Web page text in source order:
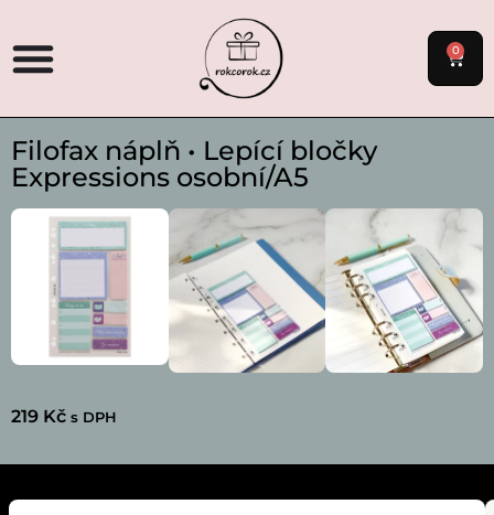
0
Filofax náplň • Lepící bločky
Expressions osobní/A5
219 Kč s DPH